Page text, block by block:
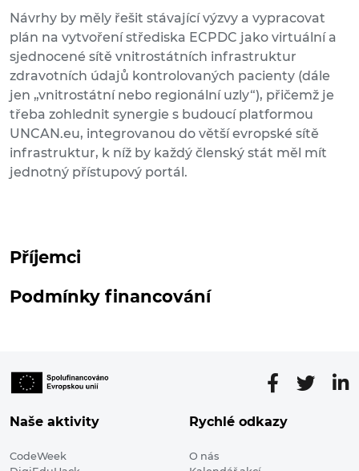
Návrhy by měly řešit stávající výzvy a vypracovat
plán na vytvoření střediska ECPDC jako virtuální a
sjednocené sítě vnitrostátních infrastruktur
zdravotních údajů kontrolovaných pacienty (dále
jen „vnitrostátní nebo regionální uzly“), přičemž je
třeba zohlednit synergie s budoucí platformou
UNCAN.eu, integrovanou do větší evropské sítě
infrastruktur, k níž by každý členský stát měl mít
jednotný přístupový portál.
Příjemci
Podmínky financování
Naše aktivity
CodeWeek
Rychlé odkazy
O nás